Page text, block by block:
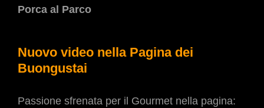
Porca al Parco
Nuovo video nella Pagina dei
Buongustai
Passione sfrenata per il Gourmet nella pagina: